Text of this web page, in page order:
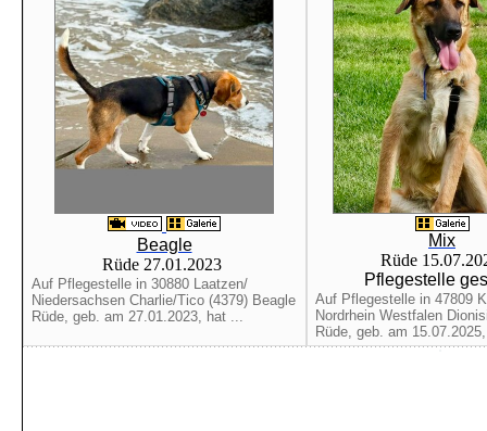
Beagle
Rüde 27.01.2023
Auf Pflegestelle in 30880 Laatzen/
Niedersachsen Charlie/Tico (4379) Beagle
Rüde, geb. am 27.01.2023, hat ...
Mix
Rüde
Pflegestelle
Auf Pflegestelle in 47809
Nordrhein Westfalen
Rüde, geb. am